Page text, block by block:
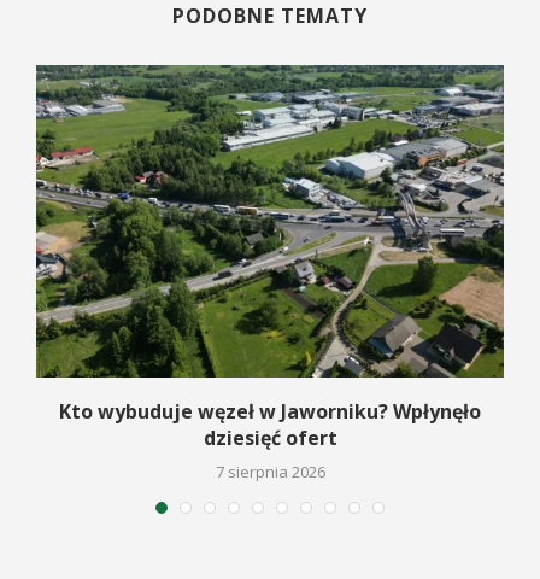
PODOBNE TEMATY
Kto wybuduje węzeł w Jaworniku? Wpłynęło
dziesięć ofert
7 sierpnia 2026